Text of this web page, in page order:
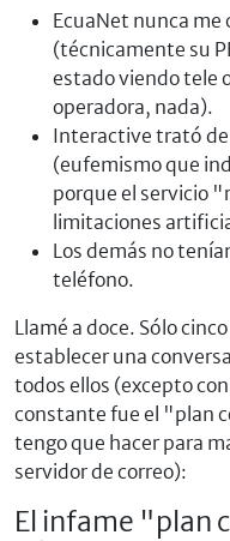
EcuaNet nunca
(técnicamente su
estado viendo tele
operadora, nada).
Interactive trató
(eufemismo que
porque el servicio
limitaciones
Los demás no
teléfono.
Llamé a doce. Sólo
establecer una
todos ellos (excepto
constante fue el "plan
tengo que hacer para
servidor de correo):
El infame "plan